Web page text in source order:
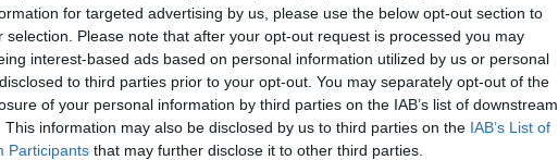
for targeted advertising by us, please use the below opt-out section to
selection. Please note that after your opt-out request is processed you may
interest-based ads based on personal information utilized by us or personal
to third parties prior to your opt-out. You may separately opt-out of the
of your personal information by third parties on the IAB’s list of downstream
This information may also be disclosed by us to third parties on the IAB’s List of
Participants that may further disclose it to other third parties.